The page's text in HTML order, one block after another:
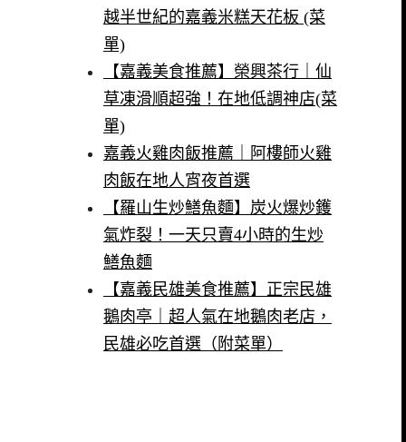
越半世紀的嘉義米糕天花板 (菜
單)
【嘉義美食推薦】榮興茶行｜仙
草凍滑順超強！在地低調神店(菜
單)
嘉義火雞肉飯推薦｜阿樓師火雞
肉飯在地人宵夜首選
【羅山生炒鱔魚麵】炭火爆炒鑊
氣炸裂！一天只賣4小時的生炒
鱔魚麵
【嘉義民雄美食推薦】正宗民雄
鵝肉亭｜超人氣在地鵝肉老店，
民雄必吃首選（附菜單）